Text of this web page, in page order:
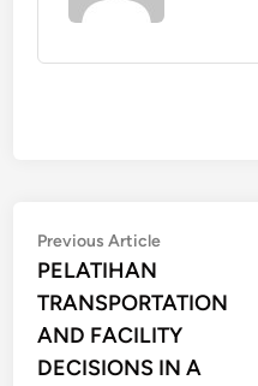
Post
navigation
Previous ArticlePrevious
PELATIHAN
TRANSPORTATION
AND FACILITY
DECISIONS IN A